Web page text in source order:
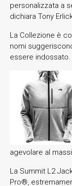
personalizzata a
dichiara Tony
La Collezione è
nomi
essere indossato.
agevolare al
La Summit L2
Pro®,